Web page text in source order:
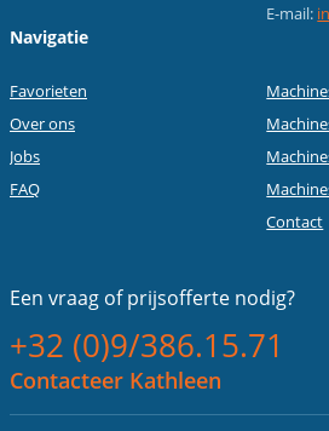
E-mail:
Navigatie
Favorieten
Over ons
Jobs
FAQ
Contact
Een vraag ofprijsofferte nodig?
+32 (0)9/386.15.71
Contacteer Kathleen